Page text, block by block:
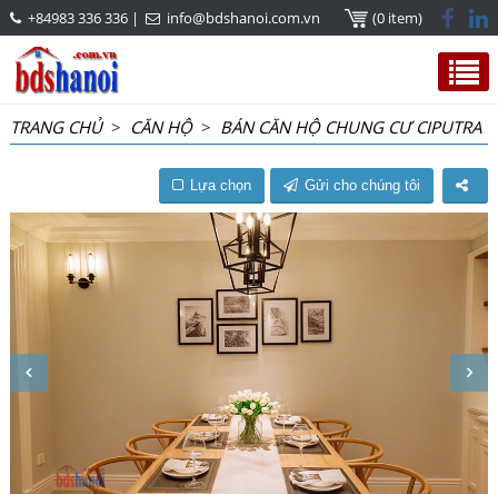
+84983 336 336| info@bdshanoi.com.vn (0 item)
TRANG CHỦ> CĂN HỘ> BÁN CĂN HỘ CHUNG CƯ CIPUTRA
Lựa chọn Gửi cho chúng tôi